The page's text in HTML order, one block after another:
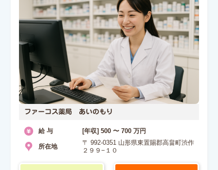
ファーコス薬局 あいのもり
給 与 [年収] 500 〜 700 万円
所在地
〒 992-0351 山形県東置賜郡高畠町渋作
２９９−１０